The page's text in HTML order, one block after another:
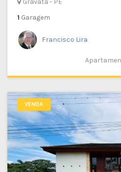
1 Garagem
Francisco Lira
VENDA